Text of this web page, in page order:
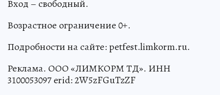
Вход – свободный.
Возрастное ограничение 0+.
Подробности на сайте: petfest.limkorm.ru.
Реклама. ООО «ЛИМКОРМ ТД». ИНН
3100053097 erid: 2W5zFGuTzZF